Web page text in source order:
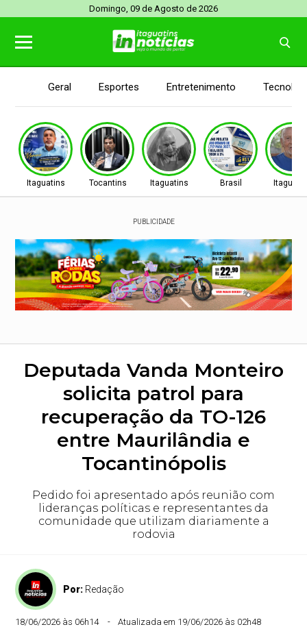
Domingo, 09 de Agosto de 2026
Geral Esportes Entretenimento
Itaguatins Tocantins Itaguatins Brasil
PUBLICIDADE
Deputada Vanda Monteiro
solicita patrol para
recuperação da TO-126
entre Maurilândia e
Tocantinópolis
Pedido foi apresentado após reunião com
lideranças políticas e representantes da
comunidade que utilizam diariamente a
rodovia
Por: Redação
18/06/2026 às 06h14 Atualizada em 19/06/2026 às 02h48